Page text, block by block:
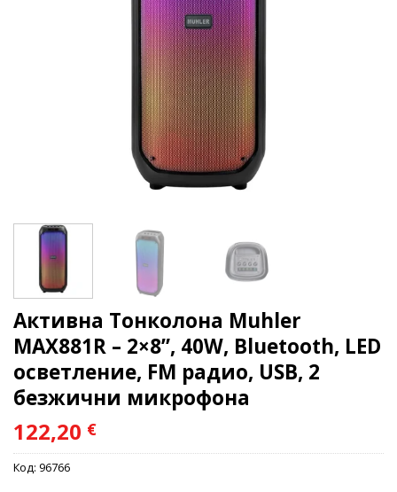
Активна Тонколона Muhler
MAX881R – 2×8”, 40W, Bluetooth, LED
осветление, FM радио, USB, 2
безжични микрофона
122,20 €
Код: 96766